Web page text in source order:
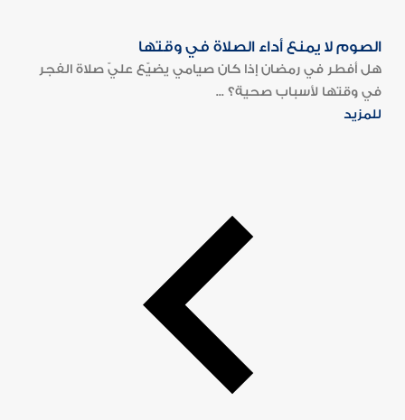
الصوم لا يمنع أداء الصلاة في وقتها
هل أفطر في رمضان إذا كان صيامي يضيّع عليّ صلاة الفجر
في وقتها لأسباب صحية؟ ...
للمزيد